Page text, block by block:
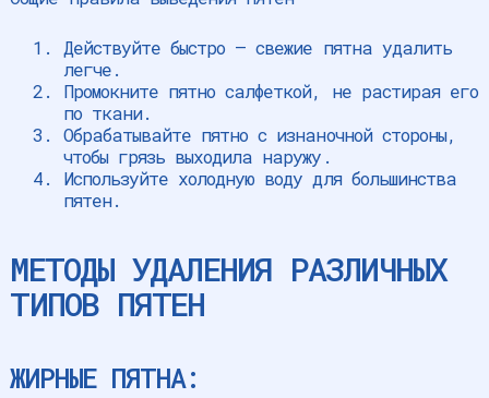
Действуйте быстро – свежие пятна удалить
легче.
Промокните пятно салфеткой, не растирая его
по ткани.
Обрабатывайте пятно с изнаночной стороны,
чтобы грязь выходила наружу.
Используйте холодную воду для большинства
пятен.
МЕТОДЫ УДАЛЕНИЯ РАЗЛИЧНЫХ
ТИПОВ ПЯТЕН
ЖИРНЫЕ ПЯТНА: